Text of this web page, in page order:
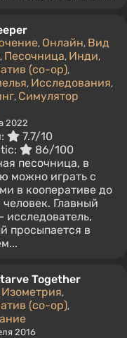
, Онлайн, Вид
, Песочница, Инди,
(co-op),
, Исследования,
, Симулятор
2022
7.7/10
86/100
песочница, в
можно играть с
в кооперативе до
человек. Главный
исследователь,
просыпается в
Together
Изометрия,
(co-op),
2016